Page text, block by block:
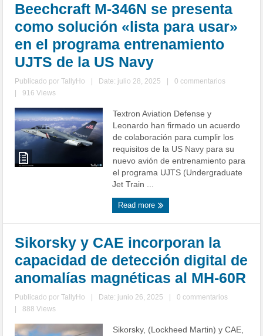
Beechcraft M-346N se presenta
como solución «lista para usar»
en el programa entrenamiento
UJTS de la US Navy
Publicado porTallyHo Date: julio 28, 2025
0 commentarios
916 Views
Textron Aviation Defense y
Leonardo han firmado un acuerdo
de colaboración para cumplir los
requisitos de la US Navy para su
nuevo avión de entrenamiento para
el programa UJTS (Undergraduate
Jet Train ...
Read more
Sikorsky y CAE incorporan la
capacidad de detección digital de
anomalías magnéticas al MH-60R
Publicado porTallyHo Date: junio 26, 2025
0 commentarios
888 Views
Sikorsky, (Lockheed Martin) y CAE,